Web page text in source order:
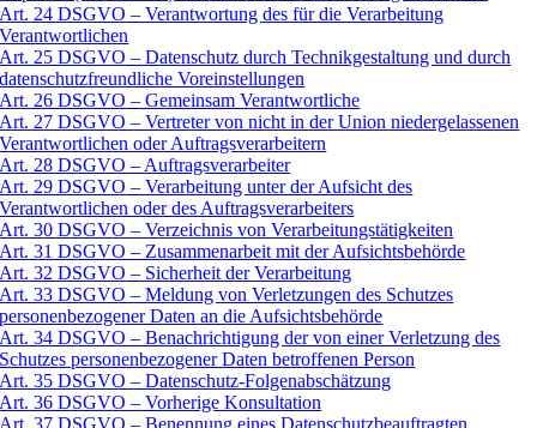
Art. 24 DSGVO – Verantwortung des für die Verarbeitung
Verantwortlichen
Art. 25 DSGVO – Datenschutz durch Technikgestaltung und durch
datenschutzfreundliche Voreinstellungen
Art. 26 DSGVO – Gemeinsam Verantwortliche
Art. 27 DSGVO – Vertreter von nicht in der Union niedergelassenen
Verantwortlichen oder Auftragsverarbeitern
Art. 28 DSGVO – Auftragsverarbeiter
Art. 29 DSGVO – Verarbeitung unter der Aufsicht des
Verantwortlichen oder des Auftragsverarbeiters
Art. 30 DSGVO – Verzeichnis von Verarbeitungstätigkeiten
Art. 31 DSGVO – Zusammenarbeit mit der Aufsichtsbehörde
Art. 32 DSGVO – Sicherheit der Verarbeitung
Art. 33 DSGVO – Meldung von Verletzungen des Schutzes
personenbezogener Daten an die Aufsichtsbehörde
Art. 34 DSGVO – Benachrichtigung der von einer Verletzung des
Schutzes personenbezogener Daten betroffenen Person
Art. 35 DSGVO – Datenschutz-Folgenabschätzung
Art. 36 DSGVO – Vorherige Konsultation
Art. 37 DSGVO – Benennung eines Datenschutzbeauftragten